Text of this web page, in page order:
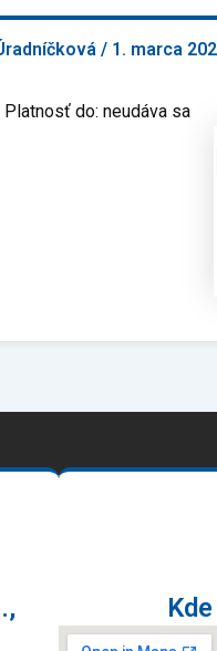
/ 1. marca
do: neudáva sa